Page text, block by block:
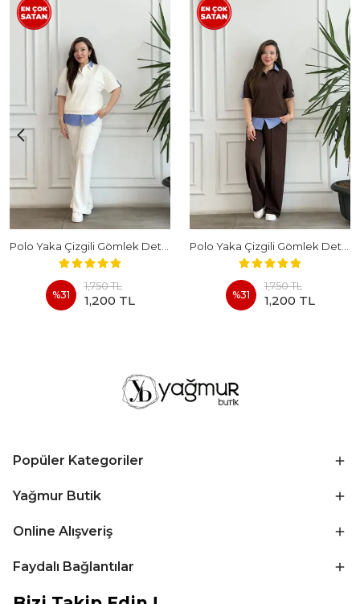
%31
1,750 TL
1,200 TL %31
1,750 TL
1,200 TL
Popüler Kategoriler
Yağmur Butik
Online Alışveriş
Faydalı Bağlantılar